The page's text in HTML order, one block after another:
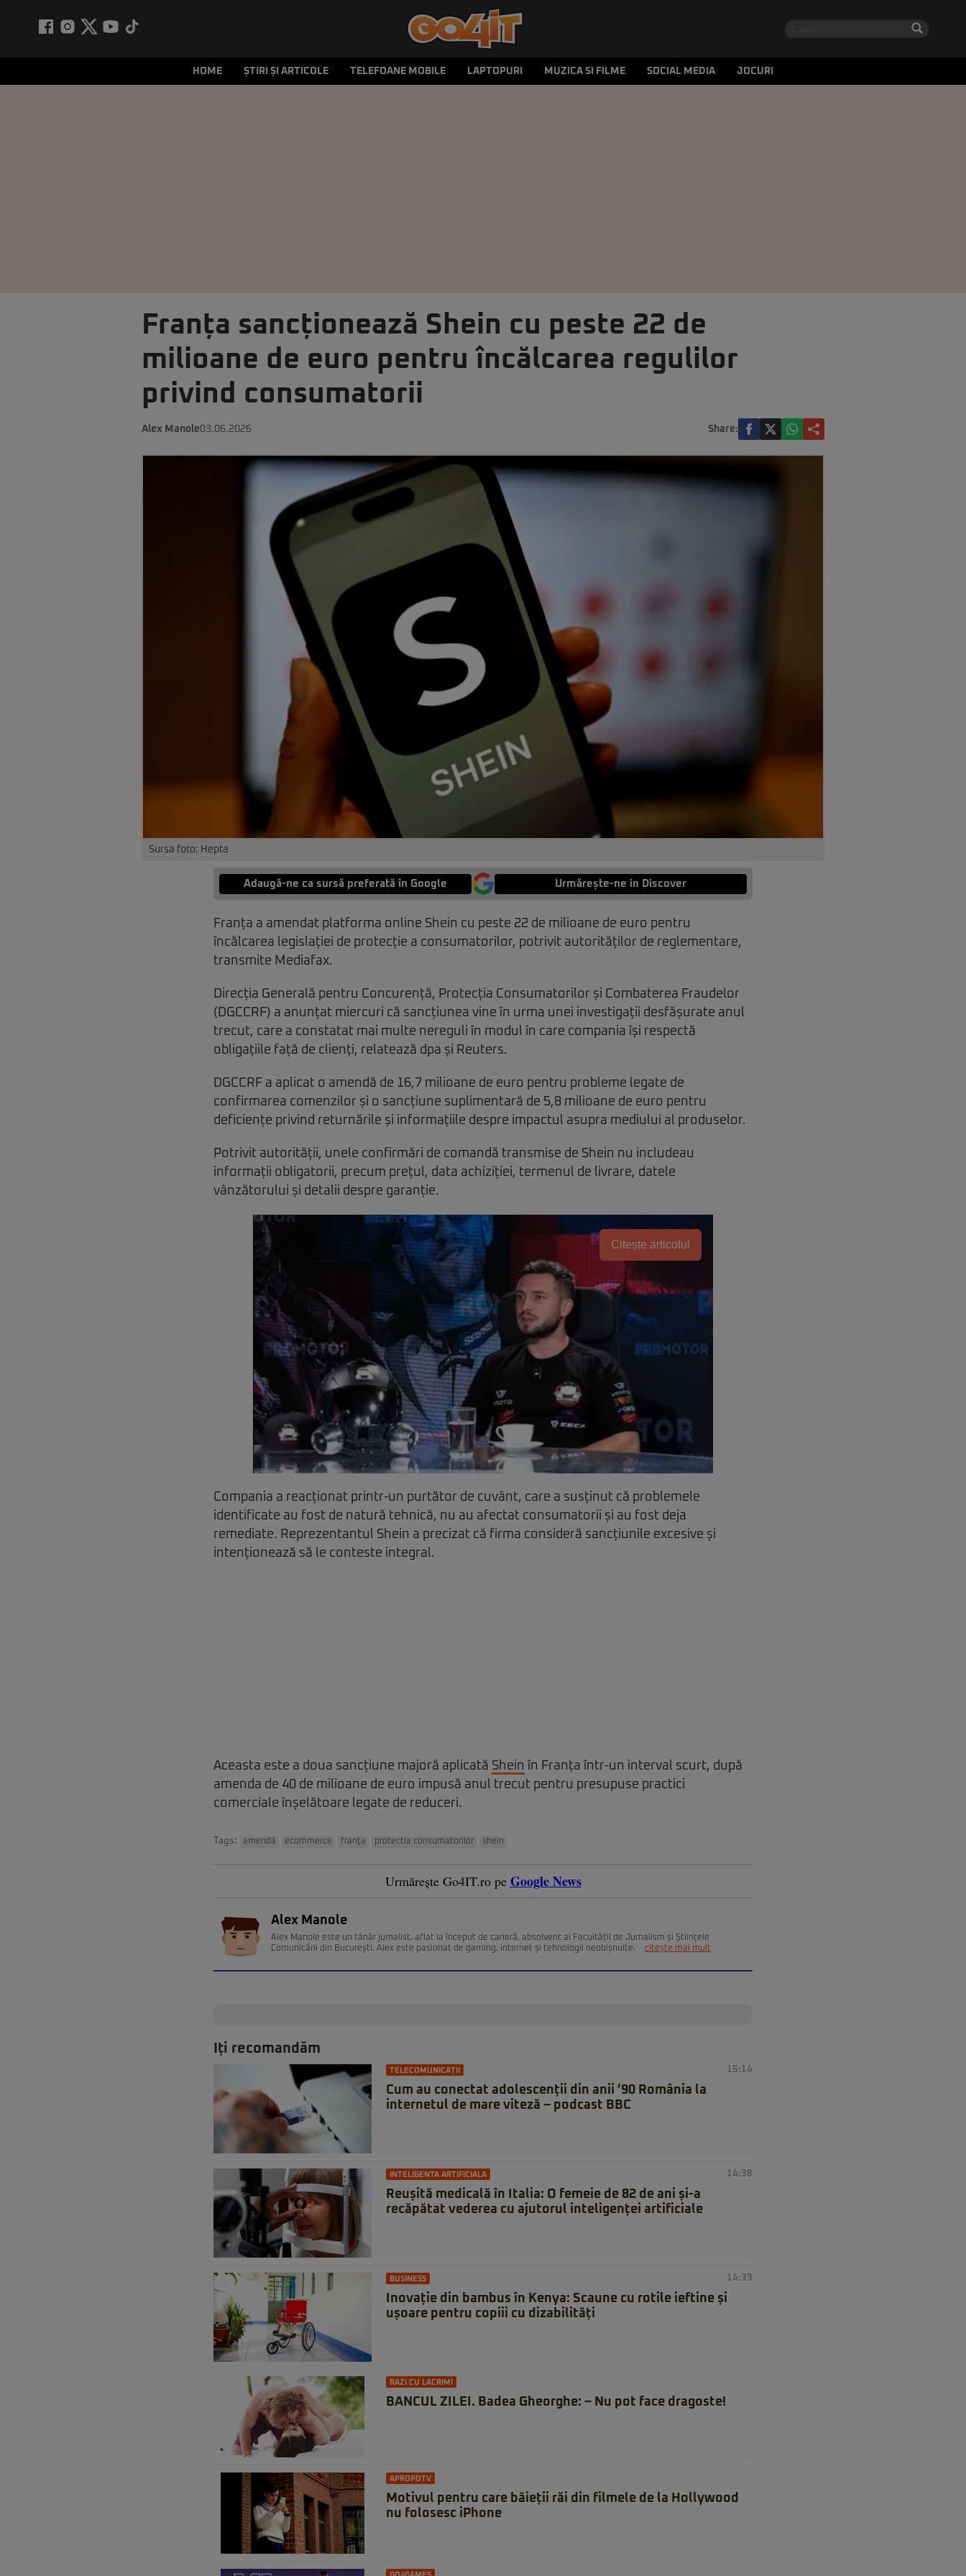
HOME ȘTIRI ȘI ARTICOLE TELEFOANE MOBILE LAPTOPURI MUZICA SI FILME SOCIAL MEDIA JOCURI
Franța sancționează Shein cu peste 22 de
milioane de euro pentru încălcarea regulilor
privind consumatorii
Alex Manole03.06.2026 Share:
Sursa foto: Hepta
Adaugă-ne ca sursă preferată în Google Urmărește-ne in Discover
Franța a amendat platforma online Shein cu peste 22 de milioane de euro pentru
încălcarea legislației de protecție a consumatorilor, potrivit autorităților de reglementare,
transmite Mediafax.
Direcția Generală pentru Concurență, Protecția Consumatorilor și Combaterea Fraudelor
(DGCCRF) a anunțat miercuri că sancțiunea vine în urma unei investigații desfășurate anul
trecut, care a constatat mai multe nereguli în modul în care compania își respectă
obligațiile față de clienți, relatează dpa și Reuters.
DGCCRF a aplicat o amendă de 16,7 milioane de euro pentru probleme legate de
confirmarea comenzilor și o sancțiune suplimentară de 5,8 milioane de euro pentru
deficiențe privind returnările și informațiile despre impactul asupra mediului al produselor.
Potrivit autorității, unele confirmări de comandă transmise de Shein nu includeau
informații obligatorii, precum prețul, data achiziției, termenul de livrare, datele
vânzătorului și detalii despre garanție.
Citește articolul
Compania a reacționat printr-un purtător de cuvânt, care a susținut că problemele
identificate au fost de natură tehnică, nu au afectat consumatorii și au fost deja
remediate. Reprezentantul Shein a precizat că firma consideră sancțiunile excesive și
intenționează să le conteste integral.
Aceasta este a doua sancțiune majoră aplicată Shein în Franța într-un interval scurt, după
amenda de 40 de milioane de euro impusă anul trecut pentru presupuse practici
comerciale înșelătoare legate de reduceri.
Tags: amendă ecommerce franţa protectia consumatorilor shein
Urmărește Go4IT.ro pe Google News
Alex Manole
Alex Manole este un tânăr jurnalist, aflat la început de carieră, absolvent al Facultății de Jurnalism și Științele
Comunicării din București. Alex este pasionat de gaming, internet și tehnologii neobișnuite.
citește mai mult
Iți recomandăm
TELECOMUNICAȚII 15:14
Cum au conectat adolescenții din anii ’90 România la
internetul de mare viteză – podcast BBC
INTELIGENTA ARTIFICIALA 14:38
Reușită medicală în Italia: O femeie de 82 de ani și-a
recăpătat vederea cu ajutorul inteligenței artificiale
BUSINESS 14:33
Inovație din bambus în Kenya: Scaune cu rotile ieftine și
ușoare pentru copiii cu dizabilități
RAZI CU LACRIMI
BANCUL ZILEI. Badea Gheorghe: – Nu pot face dragoste!
APROPOTV
Motivul pentru care băieții răi din filmele de la Hollywood
nu folosesc iPhone